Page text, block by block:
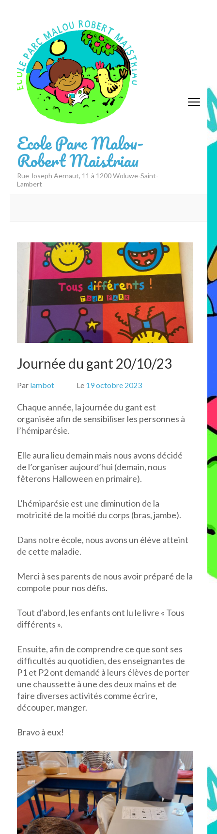
contenu
(Pressez
Entrée)
Ecole Parc Malou-
Robert Maistriau
Rue Joseph Aernaut, 11 à 1200 Woluwe-Saint-
Lambert
Journée du gant 20/10/23
Par lambot Le 19 octobre 2023
Chaque année, la journée du gant est
organisée afin de sensibiliser les personnes à
l’hémiparésie.
Elle aura lieu demain mais nous avons décidé
de l’organiser aujourd’hui (demain, nous
fêterons Halloween en primaire).
L’hémiparésie est une diminution de la
motricité de la moitié du corps (bras, jambe).
Dans notre école, nous avons un élève atteint
de cette maladie.
Merci à ses parents de nous avoir préparé de la
compote pour nos défis.
Tout d’abord, les enfants ont lu le livre « Tous
différents ».
Ensuite, afin de comprendre ce que sont ses
difficultés au quotidien, des enseignantes de
P1 et P2 ont demandé à leurs élèves de porter
une chaussette à une des deux mains et de
faire diverses activités comme écrire,
découper, manger.
Bravo à eux!